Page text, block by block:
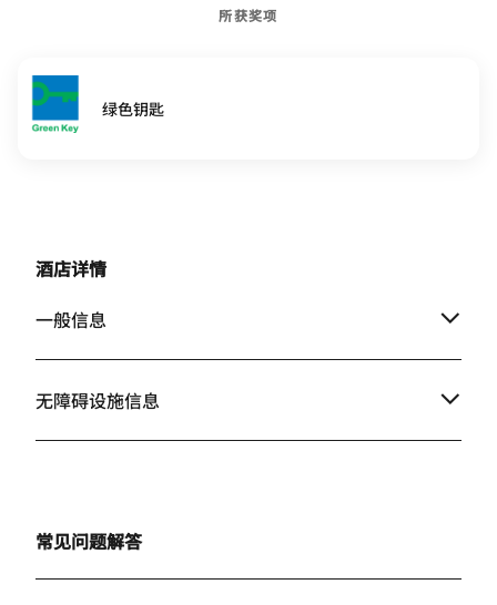
所获奖项
绿色钥匙
酒店详情
一般信息
无障碍设施信息
常见问题解答